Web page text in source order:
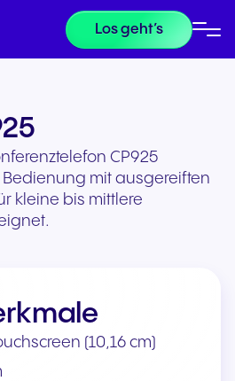
Los geht’s
CP925
mit ausgereiften
kleine bis mittlere
(10,16 cm)